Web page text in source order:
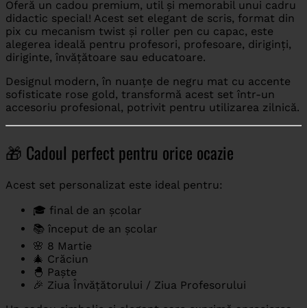
Oferă un cadou premium, util și memorabil unui cadru
didactic special! Acest set elegant de scris, format din
pix cu mecanism twist și roller pen cu capac, este
alegerea ideală pentru profesori, profesoare, diriginți,
diriginte, învățătoare sau educatoare.
Designul modern, în nuanțe de negru mat cu accente
sofisticate rose gold, transformă acest set într-un
accesoriu profesional, potrivit pentru utilizarea zilnică.
🎁 Cadoul perfect pentru orice ocazie
Acest set personalizat este ideal pentru:
🎓 final de an școlar
📚 început de an școlar
🌸 8 Martie
🎄 Crăciun
🐣 Paște
🎉 Ziua Învățătorului / Ziua Profesorului